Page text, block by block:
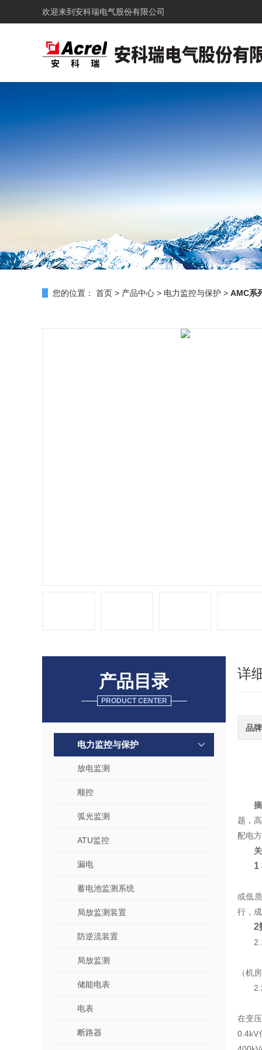
欢迎来到 安科瑞电气股份有限公司
您的位置： 首页 > 产品中心 > 电力监控与保护 > AMC系
产品目录
PRODUCT CENTER
电力监控与保护
放电监测
顺控
弧光监测
ATU监控
漏电
蓄电池监测系统
局放监测装置
防逆流装置
局放监测
储能电表
电表
断路器
详
品牌
题，
配电
1
或低
行，
2
（机
在变